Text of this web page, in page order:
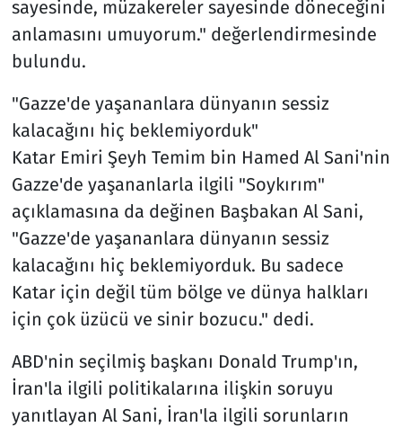
sayesinde, müzakereler sayesinde döneceğini
anlamasını umuyorum." değerlendirmesinde
bulundu.
"Gazze'de yaşananlara dünyanın sessiz
kalacağını hiç beklemiyorduk"
Katar Emiri Şeyh Temim bin Hamed Al Sani'nin
Gazze'de yaşananlarla ilgili "Soykırım"
açıklamasına da değinen Başbakan Al Sani,
"Gazze'de yaşananlara dünyanın sessiz
kalacağını hiç beklemiyorduk. Bu sadece
Katar için değil tüm bölge ve dünya halkları
için çok üzücü ve sinir bozucu." dedi.
ABD'nin seçilmiş başkanı Donald Trump'ın,
İran'la ilgili politikalarına ilişkin soruyu
yanıtlayan Al Sani, İran'la ilgili sorunların